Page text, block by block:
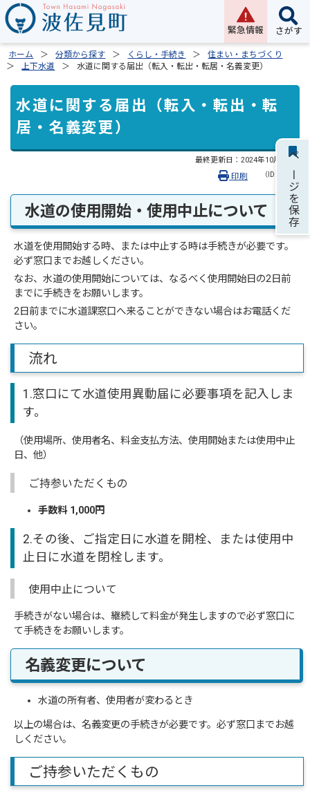
緊急情報 さがす
ホーム 分類から探す くらし・手続き
住まい・まちづくり
上下水道
水道に関する届出（転入・転出・転居・名義変更）
水道に関する届出（転入・転出・転
居・名義変更）
最終更新日： 2024年10月2日
（ID:1741）
印刷
水道の使用開始・使用中止について
水道を使用開始する時、または中止する時は手続きが必要です。
必ず窓口までお越しください。
なお、水道の使用開始については、なるべく使用開始日の2日前
までに手続きをお願いします。
2日前までに水道課窓口へ来ることができない場合はお電話くだ
さい。
流れ
1.窓口にて水道使用異動届に必要事項を記入しま
す。
（使用場所、使用者名、料金支払方法、使用開始または使用中止
日、他）
ご持参いただくもの
手数料 1,000円
2.その後、ご指定日に水道を開栓、または使用中
止日に水道を閉栓します。
使用中止について
手続きがない場合は、継続して料金が発生しますので必ず窓口に
て手続きをお願いします。
名義変更について
水道の所有者、使用者が変わるとき
以上の場合は、名義変更の手続きが必要です。必ず窓口までお越
しください。
ご持参いただくもの
ページを保存